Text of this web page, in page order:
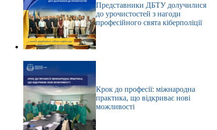
Представники ДБТУ долучилися
до урочистостей з нагоди
професійного свята кіберполіції
Крок до професії: міжнародна
практика, що відкриває нові
можливості